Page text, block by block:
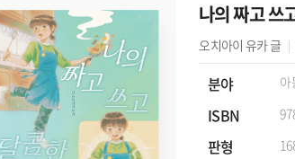
나의 짜고 쓰
오치아이 유카글
분야
ISBN
판형